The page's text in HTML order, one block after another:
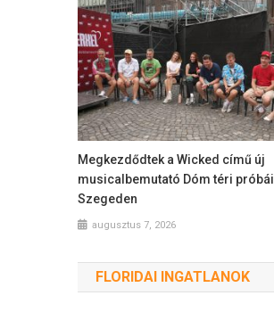
Megkezdődtek a Wicked című új
musicalbemutató Dóm téri próbái
Szegeden
augusztus 7, 2026
FLORIDAI INGATLANOK